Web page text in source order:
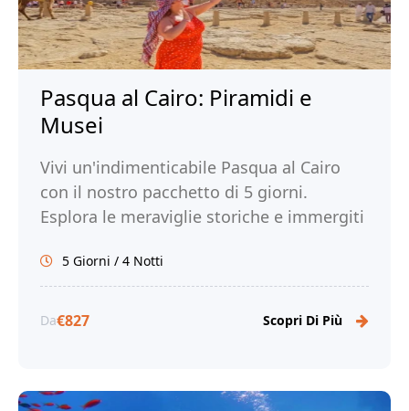
Pasqua al Cairo: Piramidi e
Musei
Vivi un'indimenticabile Pasqua al Cairo
con il nostro pacchetto di 5 giorni.
Esplora le meraviglie storiche e immergiti
5 Giorni / 4 Notti
Da€827 Scopri Di Più